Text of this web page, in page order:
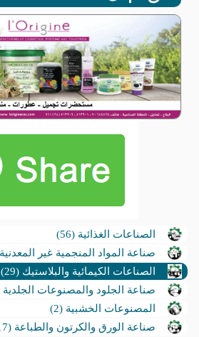
الصناعات الغذائية (56)
صناعة المواد المنجمية غير المعدنية
الصناعات الكيمائية والبلاستيك (29)
صناعة الجلود والمصنوعات الجلدية
المصنوعات الخشبية (2)
صناعة الورق والكرتون والطباعة (17)